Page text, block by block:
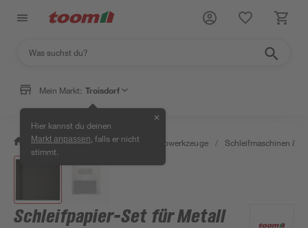
Mein Markt: Troisdorf
Hier kannst du deinen
Markt anpassen , falls er nicht
stimmt.
✕
/ Werkstatt & Maschinen / Elektrowerkzeuge / Schleifmaschinen &
Schleifpapier-Set für Metall